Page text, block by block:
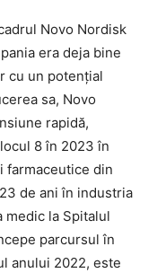
Novo Nordisk
era deja bine
cu un potenţial
sa, Novo
rapidă,
8 în 2023 în
farmaceutice din
de ani în industria
medic la Spitalul
parcursul în
anului 2022, este